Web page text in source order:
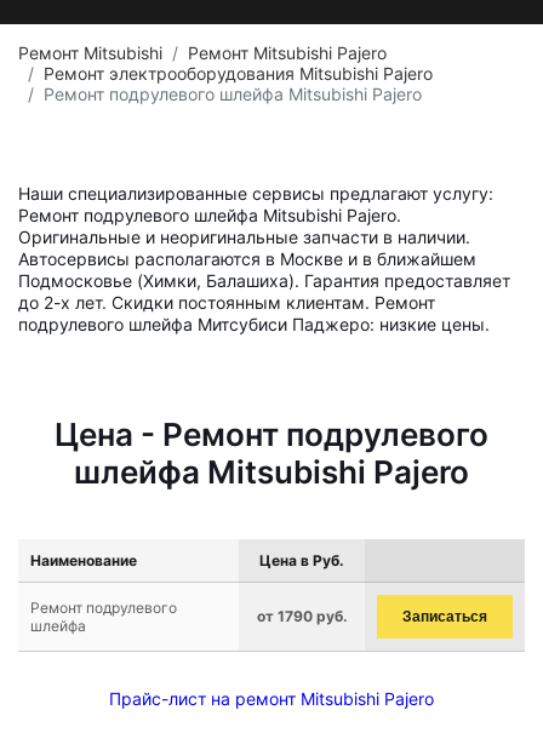
Ремонт Mitsubishi
Ремонт Mitsubishi Pajero
Ремонт электрооборудования Mitsubishi Pajero
Ремонт подрулевого шлейфа Mitsubishi Pajero
Наши специализированные сервисы предлагают услугу:
Ремонт подрулевого шлейфа Mitsubishi Pajero.
Оригинальные и неоригинальные запчасти в наличии.
Автосервисы располагаются в Москве и в ближайшем
Подмосковье (Химки, Балашиха). Гарантия предоставляет
до 2-х лет. Скидки постоянным клиентам. Ремонт
подрулевого шлейфа Митсубиси Паджеро: низкие цены.
Цена - Ремонт подрулевого
шлейфа Mitsubishi Pajero
Наименование Цена в Руб.
Ремонт подрулевого
шлейфа
от 1790 руб. Записаться
Прайс-лист на ремонт Mitsubishi Pajero